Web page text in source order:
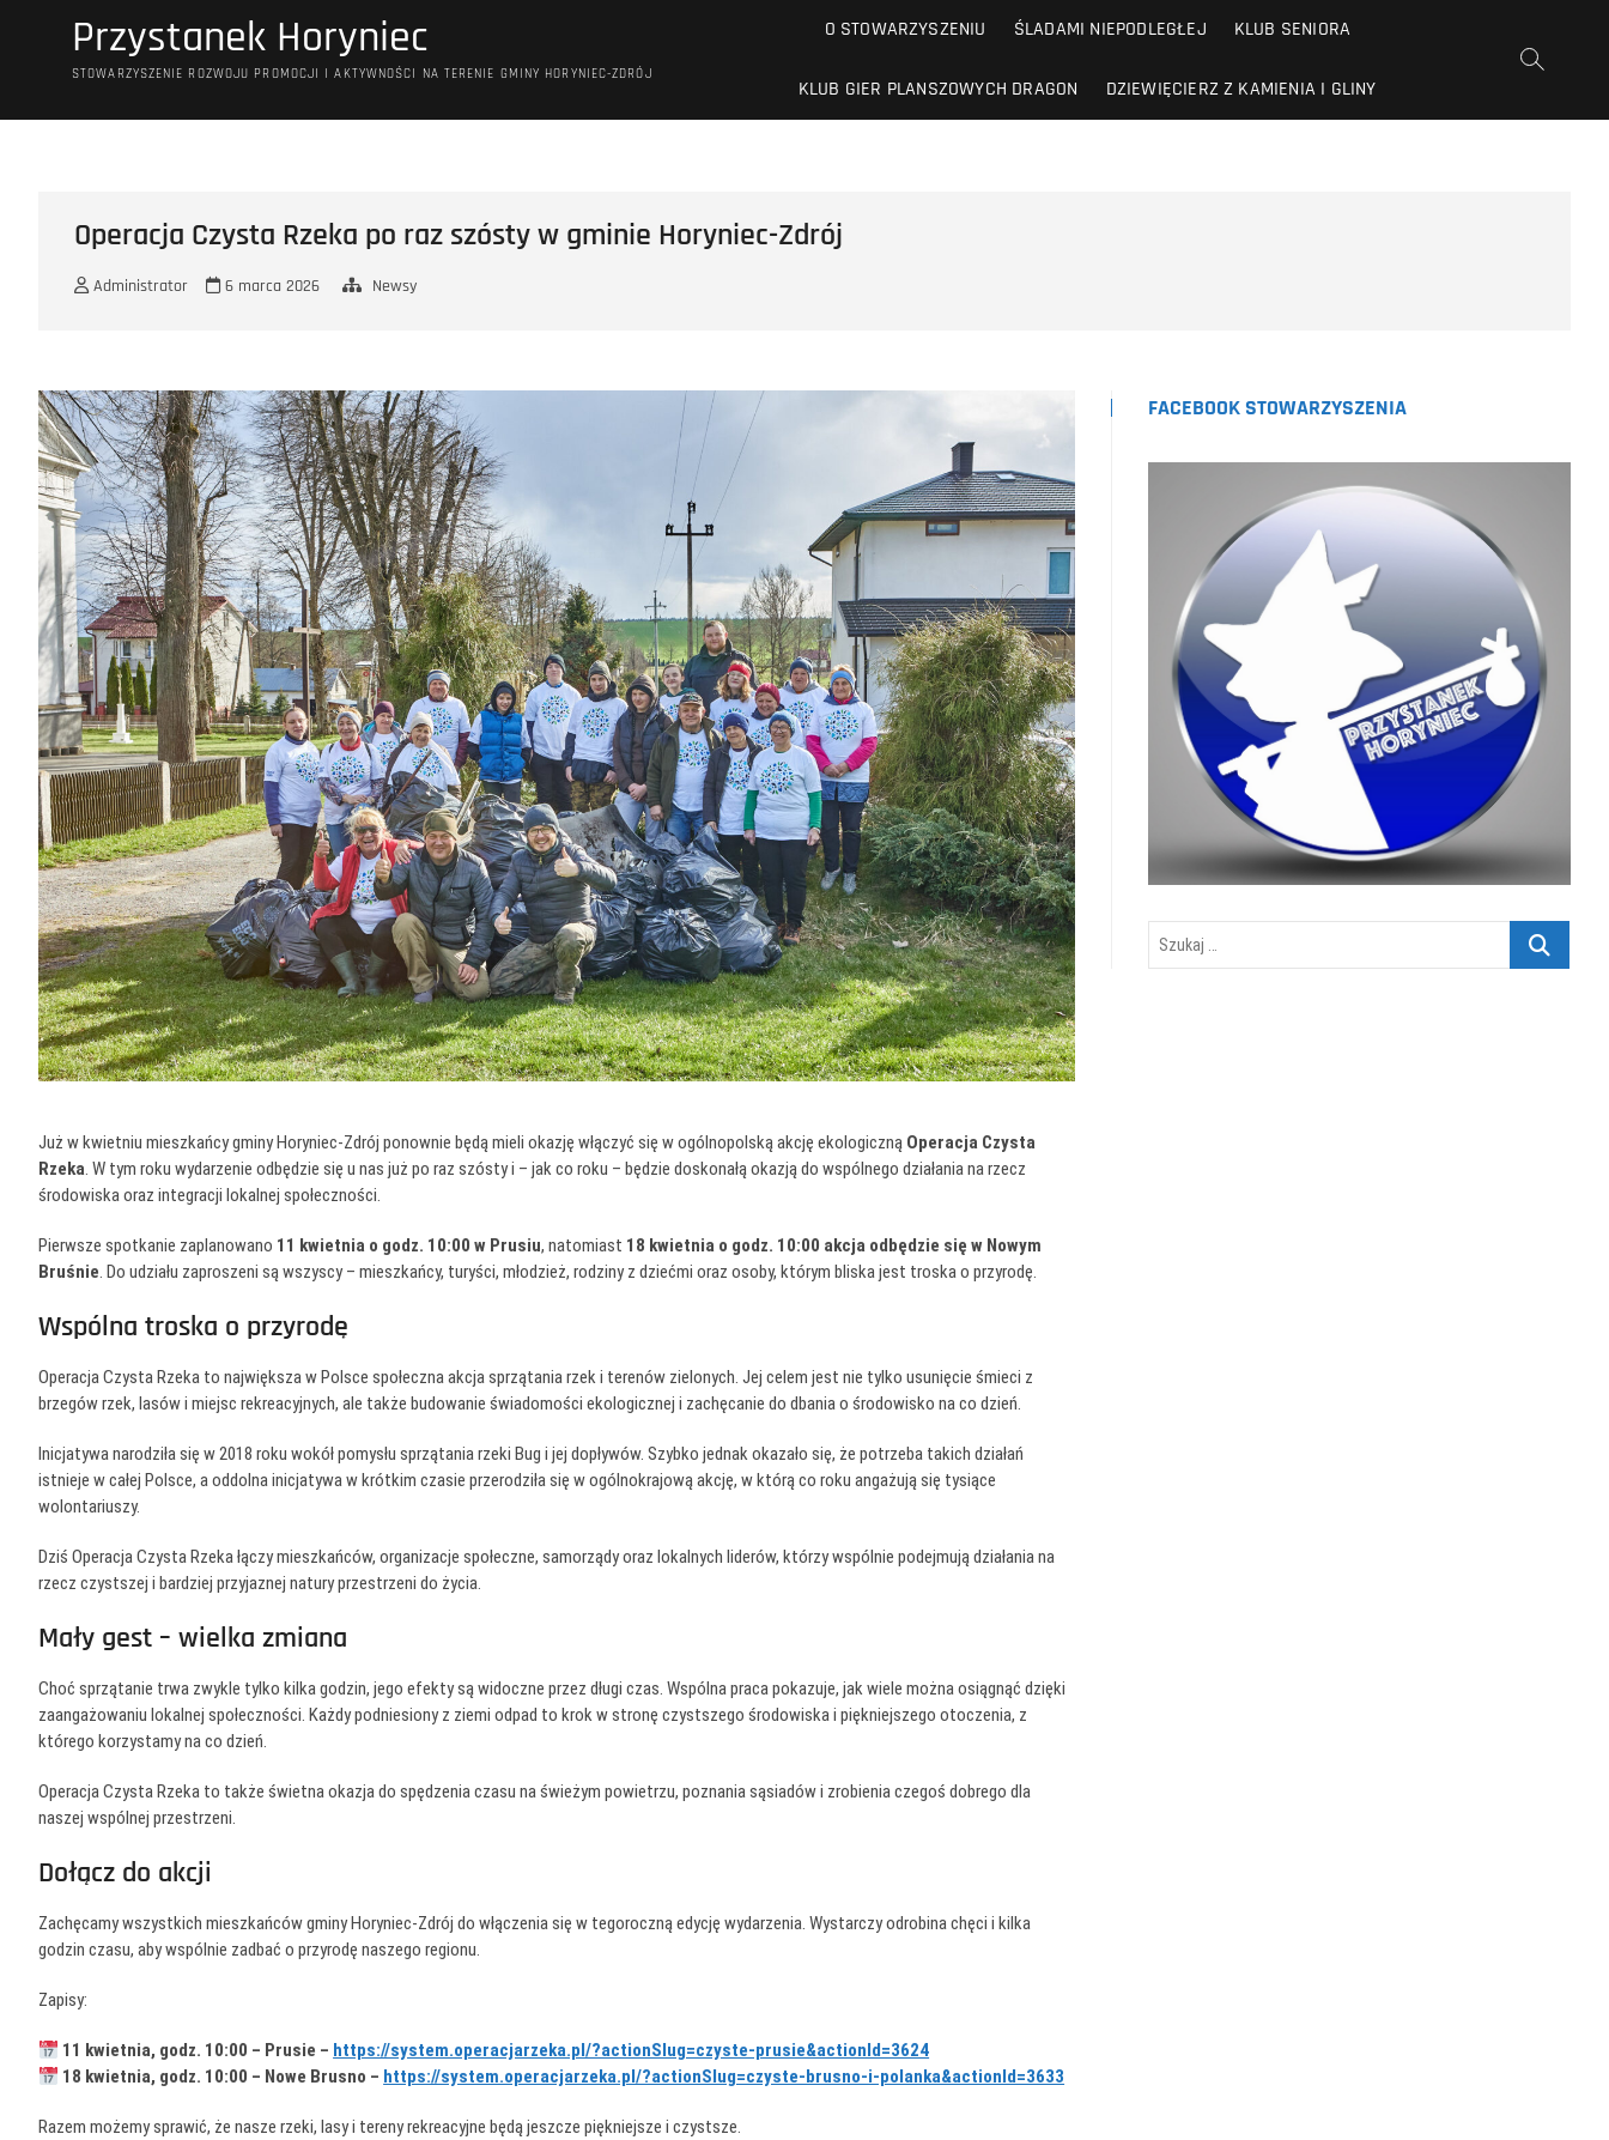
Przystanek Horyniec
STOWARZYSZENIE ROZWOJU PROMOCJI I AKTYWNOŚCI NA TERENIE GMINY HORYNIEC-ZDRÓJ
O STOWARZYSZENIU ŚLADAMI NIEPODLEGŁEJ KLUB SENIORA
KLUB GIER PLANSZOWYCH DRAGON DZIEWIĘCIERZ Z KAMIENIA I GLINY
Operacja Czysta Rzeka po raz szósty w gminie Horyniec-Zdrój
Administrator 6 marca 2026 Newsy
Już w kwietniu mieszkańcy gminy Horyniec-Zdrój ponownie będą mieli okazję włączyć się w ogólnopolską akcję ekologiczną Operacja Czysta
Rzeka. W tym roku wydarzenie odbędzie się u nas już po raz szósty i – jak co roku – będzie doskonałą okazją do wspólnego działania na rzecz
środowiska oraz integracji lokalnej społeczności.
Pierwsze spotkanie zaplanowano 11 kwietnia o godz. 10:00 w Prusiu, natomiast 18 kwietnia o godz. 10:00 akcja odbędzie się w Nowym
Bruśnie. Do udziału zaproszeni są wszyscy – mieszkańcy, turyści, młodzież, rodziny z dziećmi oraz osoby, którym bliska jest troska o przyrodę.
Wspólna troska o przyrodę
Operacja Czysta Rzeka to największa w Polsce społeczna akcja sprzątania rzek i terenów zielonych. Jej celem jest nie tylko usunięcie śmieci z
brzegów rzek, lasów i miejsc rekreacyjnych, ale także budowanie świadomości ekologicznej i zachęcanie do dbania o środowisko na co dzień.
Inicjatywa narodziła się w 2018 roku wokół pomysłu sprzątania rzeki Bug i jej dopływów. Szybko jednak okazało się, że potrzeba takich działań
istnieje w całej Polsce, a oddolna inicjatywa w krótkim czasie przerodziła się w ogólnokrajową akcję, w którą co roku angażują się tysiące
wolontariuszy.
Dziś Operacja Czysta Rzeka łączy mieszkańców, organizacje społeczne, samorządy oraz lokalnych liderów, którzy wspólnie podejmują działania na
rzecz czystszej i bardziej przyjaznej natury przestrzeni do życia.
Mały gest – wielka zmiana
Choć sprzątanie trwa zwykle tylko kilka godzin, jego efekty są widoczne przez długi czas. Wspólna praca pokazuje, jak wiele można osiągnąć dzięki
zaangażowaniu lokalnej społeczności. Każdy podniesiony z ziemi odpad to krok w stronę czystszego środowiska i piękniejszego otoczenia, z
którego korzystamy na co dzień.
Operacja Czysta Rzeka to także świetna okazja do spędzenia czasu na świeżym powietrzu, poznania sąsiadów i zrobienia czegoś dobrego dla
naszej wspólnej przestrzeni.
Dołącz do akcji
Zachęcamy wszystkich mieszkańców gminy Horyniec-Zdrój do włączenia się w tegoroczną edycję wydarzenia. Wystarczy odrobina chęci i kilka
godzin czasu, aby wspólnie zadbać o przyrodę naszego regionu.
Zapisy:
11 kwietnia, godz. 10:00 – Prusie – https://system.operacjarzeka.pl/?actionSlug=czyste-prusie&actionId=3624
18 kwietnia, godz. 10:00 – Nowe Brusno – https://system.operacjarzeka.pl/?actionSlug=czyste-brusno-i-polanka&actionId=3633
Razem możemy sprawić, że nasze rzeki, lasy i tereny rekreacyjne będą jeszcze piękniejsze i czystsze.
FACEBOOK STOWARZYSZENIA
Szukaj